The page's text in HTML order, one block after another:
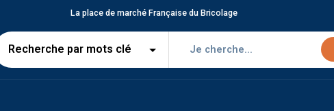
La place de marché Française du Bricolage